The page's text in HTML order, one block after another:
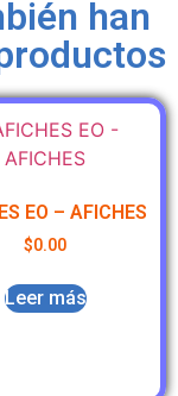
han
EO – AFICHES
$0.00
Leer más